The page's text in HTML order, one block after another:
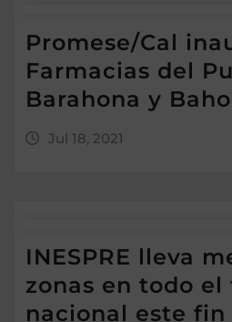
Promese/Cal
Farmacias del
Barahona y
Jul 18, 2021
INESPRE lleva
zonas en todo
nacional este fin